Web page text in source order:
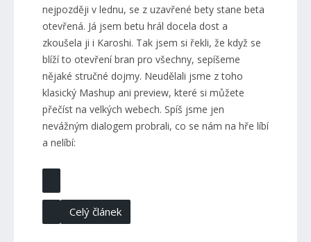
nejpozději v lednu, se z uzavřené bety stane beta
otevřená. Já jsem betu hrál docela dost a
zkoušela ji i Karoshi. Tak jsem si řekli, že když se
blíží to otevření bran pro všechny, sepíšeme
nějaké stručné dojmy. Neudělali jsme z toho
klasický Mashup ani preview, které si můžete
přečíst na velkých webech. Spíš jsme jen
nevážným dialogem probrali, co se nám na hře líbí
a nelíbí:
Celý článek